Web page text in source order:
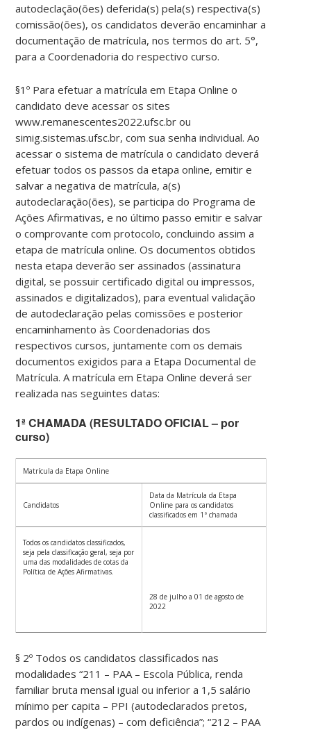
autodeclação(ões) deferida(s) pela(s) respectiva(s)
comissão(ões), os candidatos deverão encaminhar a
documentação de matrícula, nos termos do art. 5°,
para a Coordenadoria do respectivo curso.
§1º Para efetuar a matrícula em Etapa Online o
candidato deve acessar os sites
www.remanescentes2022.ufsc.br ou
simig.sistemas.ufsc.br, com sua senha individual. Ao
acessar o sistema de matrícula o candidato deverá
efetuar todos os passos da etapa online, emitir e
salvar a negativa de matrícula, a(s)
autodeclaração(ões), se participa do Programa de
Ações Afirmativas, e no último passo emitir e salvar
o comprovante com protocolo, concluindo assim a
etapa de matrícula online. Os documentos obtidos
nesta etapa deverão ser assinados (assinatura
digital, se possuir certificado digital ou impressos,
assinados e digitalizados), para eventual validação
de autodeclaração pelas comissões e posterior
encaminhamento às Coordenadorias dos
respectivos cursos, juntamente com os demais
documentos exigidos para a Etapa Documental de
Matrícula. A matrícula em Etapa Online deverá ser
realizada nas seguintes datas:
1ª CHAMADA (RESULTADO OFICIAL – por
curso)
Matrícula da Etapa Online
Candidatos
Data da Matrícula da Etapa
Online para os candidatos
classificados em 1ª chamada
Todos os candidatos classificados,
seja pela classificação geral, seja por
uma das modalidades de cotas da
Política de Ações Afirmativas.
28 de julho a 01 de agosto de
2022
§ 2º Todos os candidatos classificados nas
modalidades “211 – PAA – Escola Pública, renda
familiar bruta mensal igual ou inferior a 1,5 salário
mínimo per capita – PPI (autodeclarados pretos,
pardos ou indígenas) – com deficiência”; “212 – PAA